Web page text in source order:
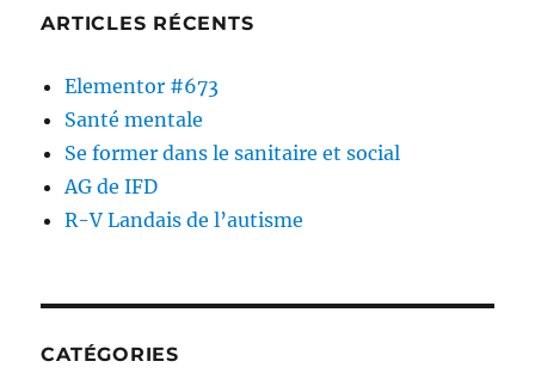
ARTICLES RÉCENTS
Elementor #673
Santé mentale
Se former dans le sanitaire et social
AG de IFD
R-V Landais de l’autisme
CATÉGORIES